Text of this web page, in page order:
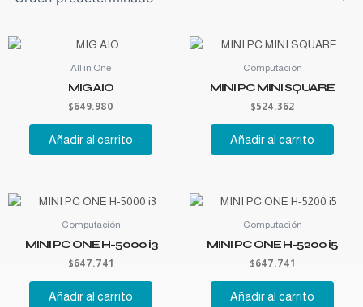
All in One
MIG AIO
$649.980
Añadir al carrito
Computación
MINI PC MINI SQUARE
$524.362
Añadir al carrito
Computación
MINI PC ONE H-5000 i3
$647.741
Añadir al carrito
Computación
MINI PC ONE H-5200 i5
$647.741
Añadir al carrito